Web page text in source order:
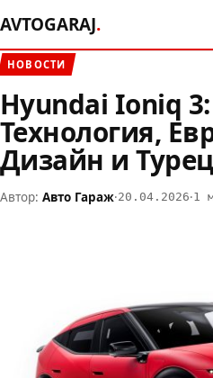
AVTOGARAJ.
НОВОСТИ
Hyundai Ioniq
Технология,
Дизайн и
Автор: Авто Гараж·20.04.2026·1